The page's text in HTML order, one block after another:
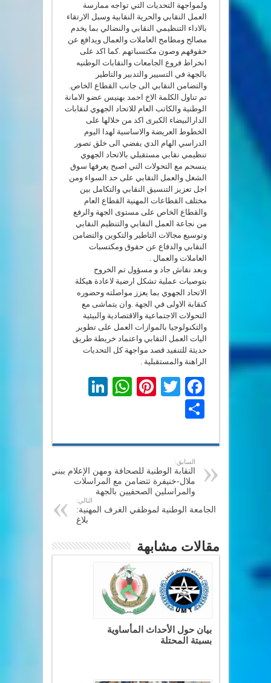
ولمواجهة التحديات التي تواجه ممارسة
العمل النقابي والحرية النقابية وسبل الارتقاء
بالاداء التنظيمي النقابي والنضالي بما يخدم
مصالح ومطامح العاملات والعمال ويدافع عن
حقوقهم وصون مكتسباتهم .كما اكد على
انخراط فروع الجامعات والنقابات الوطنيه
بالجهة في التسيير والتدبير والتاطير
والتضامن النقابي الى جانب القطاع الخاص.
تم تناول الكلمة الاخ احمد بهنيس عضو الامانة
الوطنية والكاتب العام للاتحاد الجهوي لنقابات
الدارالبيضاء الكبرى اكد من خلالها على
الخطوط العريضة والاساسية لهدا اليوم
الدراسي الهام الدي يفضي الى خلق تصور
تنظيمي نقابي مستقبلي بالاتحاد الجهوي
ينسحم مع التحولات التي اصبح يعرفها سوق
الشغل والعمل النقابي على حد السواء ومن
اجل تعزيز التنسيق النقابي والتكامل بين
مختلف القطاعات المهنية القطاع العام
والقطاع الخاص على مستوى الجهة والرفع
من نجاعة العمل النقابي والتنظيم النقابي
وتوسيع مجالات التاطير والتكوين والتضامن
النقابي والدفاع عن حقوق ومكتسبات
العاملات والعمال .
وبعد نقاش جاد و مسؤول تم الخروح
بتوصيات عملية تشكل ارضية لاعادة هيكلة
الاتحاد الجهوي بما يعزز مواصلته وحضوره
كنقابة الاولى في الجهة .وان يتماشى مع
التحولات الاجتماعية والاقتصادية والبيئية
والتكنولوجيا بالموازات العمل على تطوير
اليات العمل النقابي واعتماد خريطة طريق
حديثة للتنفيد قصد مواجهة كل التحديات
الراهنة والمستقبلية .
Facebook
Twitter
Pinterest
WhatsApp
السابق:
النقابة الوطنية للصحافة ومهن الإعلام ببني
ملال-خنيفرة تتضامن مع المراسلات
والمراسلين الصحفيين بالجهة
التالي:
الجامعة الوطنية لموظفي الغرف المهنية:
بلاغ
مقالات مشابهة
بيان حول الأحداث المأساوية
بسبتة المحتلة